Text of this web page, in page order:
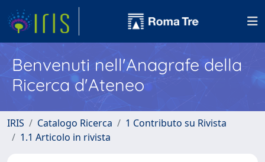
Benvenuti nell'Anagrafe della
Ricerca d'Ateneo
IRIS Catalogo Ricerca
1 Contributo su Rivista
1.1 Articolo in rivista